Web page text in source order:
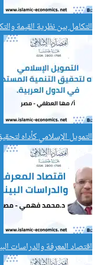
التكامل بين نظرية القيمة
التمويل الإسلامي كأداه
اقتصاد المعرفة والدراسات